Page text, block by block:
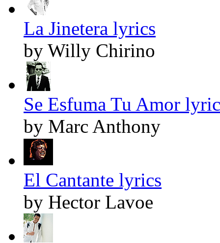
La Jinetera lyrics
by Willy Chirino
Se Esfuma Tu Amor
by Marc Anthony
El Cantante lyrics
by Hector Lavoe